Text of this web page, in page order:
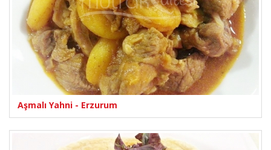
Aşmalı Yahni - Erzurum